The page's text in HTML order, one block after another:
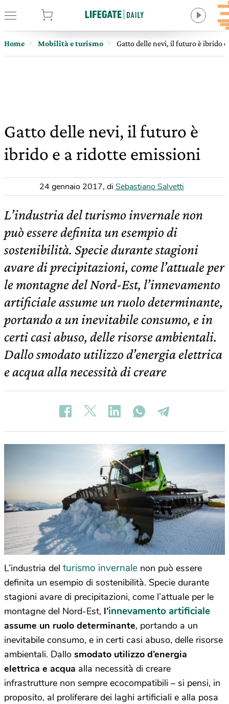
Home Mobilità e turismo Gatto delle nevi, il futuro è ibrido
Gatto delle nevi, il futuro è
ibrido e a ridotte emissioni
24 gennaio 2017, di Sebastiano Salvetti
L’industria del turismo invernale non
può essere definita un esempio di
sostenibilità. Specie durante stagioni
avare di precipitazioni, come l’attuale per
le montagne del Nord-Est, l’innevamento
artificiale assume un ruolo determinante,
portando a un inevitabile consumo, e in
certi casi abuso, delle risorse ambientali.
Dallo smodato utilizzo d’energia elettrica
e acqua alla necessità di creare
L’industria del turismo invernale non può essere
definita un esempio di sostenibilità. Specie durante
stagioni avare di precipitazioni, come l’attuale per le
montagne del Nord-Est, l’innevamento artificiale
assume un ruolo determinante, portando a un
inevitabile consumo, e in certi casi abuso, delle risorse
ambientali. Dallo smodato utilizzo d’energia
elettrica e acqua alla necessità di creare
infrastrutture non sempre ecocompatibili – si pensi, in
proposito, al proliferare dei laghi artificiali e alla posa